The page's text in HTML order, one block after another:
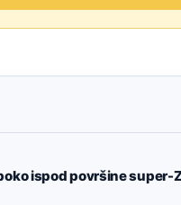
ispod površine super-